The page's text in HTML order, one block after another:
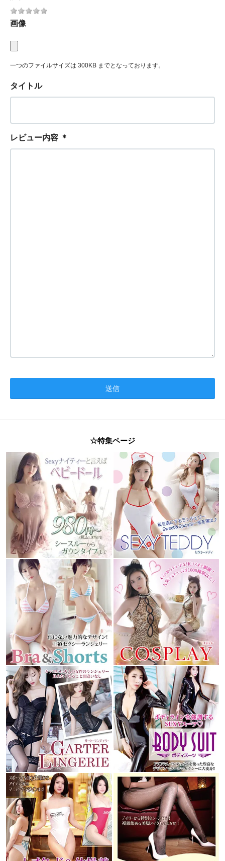
画像
一つのファイルサイズは 300KB までとなっております。
タイトル
レビュー内容 ＊
☆特集ページ